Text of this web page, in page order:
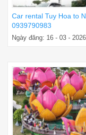
Car rental Tuy Hoa to
0939790983
Ngày đăng: 16 - 03 - 2026